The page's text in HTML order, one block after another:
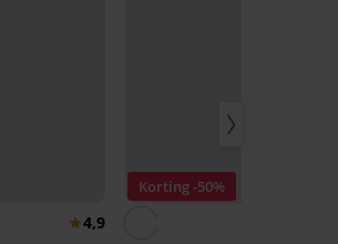
4,9
Korting -50%